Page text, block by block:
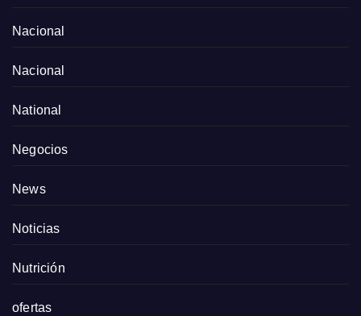
Nacional
Nacional
National
Negocios
News
Noticias
Nutrición
ofertas